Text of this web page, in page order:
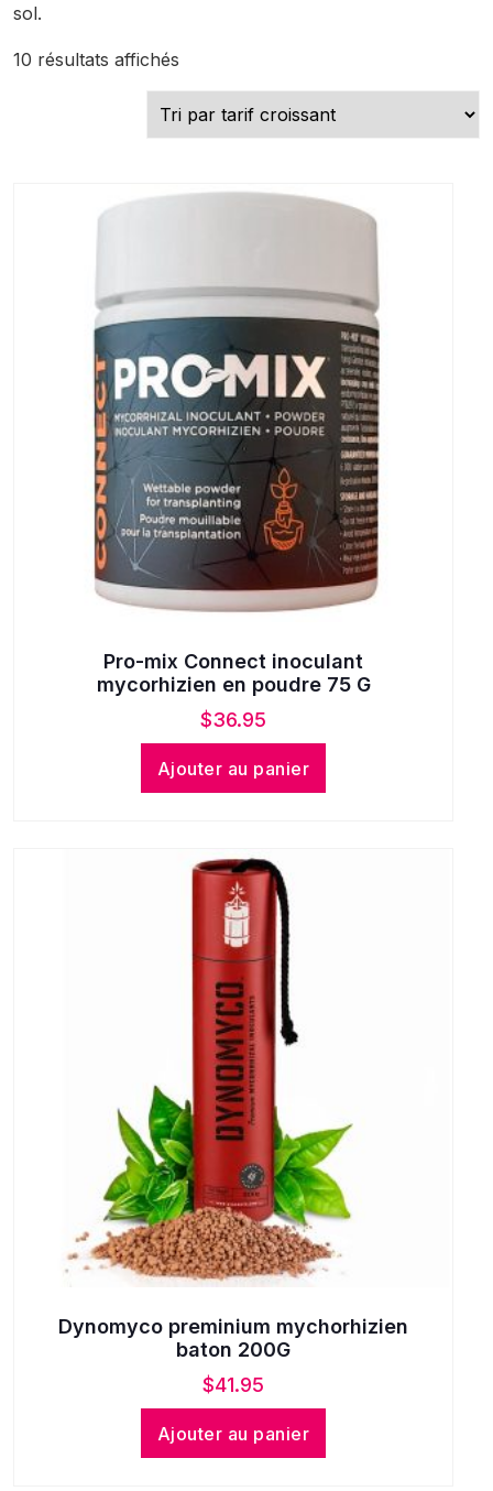
sol.
10 résultats affichés
prix
croissant
Pro-mix Connect inoculant
mycorhizien en poudre 75 G
$36.95
Ajouter au panier
Dynomyco preminium mychorhizien
baton 200G
$41.95
Ajouter au panier